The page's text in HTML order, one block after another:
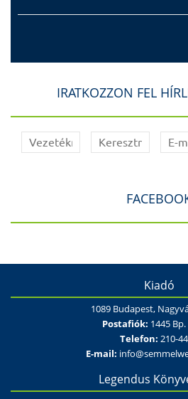
IRATKOZZON FEL
Kiadó
1089 Budapest,
Postafiók: 1445
Telefon: 210-
E-mail:
Legendus